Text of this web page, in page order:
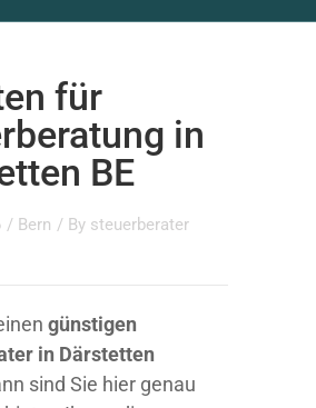
für
in
BE
/ Bern / By steuerberater
günstigen
in Därstetten
sind Sie hier genau